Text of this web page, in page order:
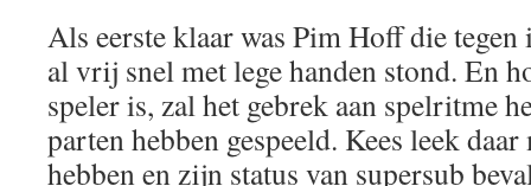
Als eerste klaar was Pim Hoff die
al vrij snel met lege handen stond. En
speler is, zal het gebrek aan spelritme
parten hebben gespeeld. Kees leek
hebben en zijn status van supersub